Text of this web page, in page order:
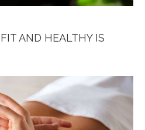
AND HEALTHY IS